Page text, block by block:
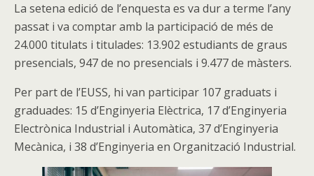
La setena edició de l’enquesta es va dur a terme l’any
passat i va comptar amb la participació de més de
24.000 titulats i titulades: 13.902 estudiants de graus
presencials, 947 de no presencials i 9.477 de màsters.
Per part de l’EUSS, hi van participar 107 graduats i
graduades: 15 d’Enginyeria Elèctrica, 17 d’Enginyeria
Electrònica Industrial i Automàtica, 37 d’Enginyeria
Mecànica, i 38 d’Enginyeria en Organització Industrial.